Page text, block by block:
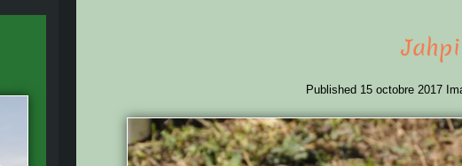
Published 15 octobre 2017